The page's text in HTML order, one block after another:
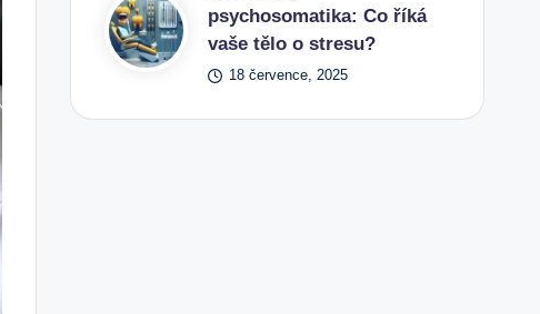
psychosomatika: Co říká
vaše tělo o stresu?
18 července, 2025